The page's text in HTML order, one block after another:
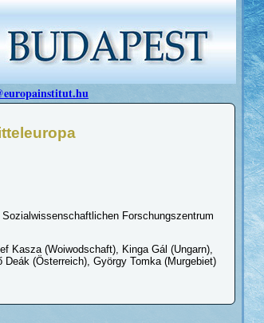
Forschungszentrum
Kasza (Woiwodschaft), Kinga Gál (Ungarn),
(Österreich), György Tomka (Murgebiet)